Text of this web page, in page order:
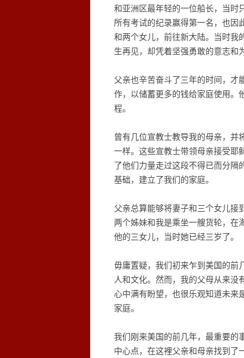
和亚洲区最年轻的一位船长，当时
所有考试的纪录赢得第一名，也
和两个女儿，前往新大陆。当时我
生再见，却凭着坚强勇敢的意志和
父亲也辛苦奋斗了三年的时间，才
作，以储蓄更多的钱给家庭使用。
程。
曾有几位宣教士教导我的母亲，并
一样。这些宣教士带领母亲接受耶
了他们力量走过这段不得已而分隔
基础，建立了我们的家庭。
父亲总算能够将妻子和三个女儿接
两个姊妹和我是乘坐一艘货轮，在
他的三女儿，当时她已经三岁了。
毋庸置疑，我们初来乍到美国的前
人和文化。然而，我的父母从来没
心中满有盼望，也很乐观知道未来
家庭。
我们刚来美国的前几年，最重要的
中心点，在这裡父亲和母亲找到了